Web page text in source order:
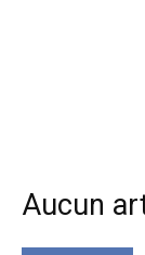
Aucun